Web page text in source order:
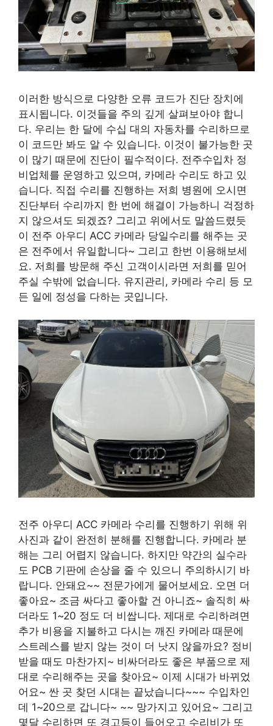
이러한 방식으로 다양한 오류 코드가 진단 장치에
표시됩니다. 이것들을 주의 깊게 살펴보아야 합니
다. 우리는 한 달에 수십 대의 자동차를 수리하므로
이 코드만 봐도 알 수 있습니다. 이것이 불가능한 곳
이 많기 때문에 진단이 필수적이다. 전주수입차 정
비업체를 운영하고 있으며, 카메라 수리도 하고 있
습니다. 직접 수리를 진행하는 저희 병원에 오시면
진단부터 수리까지 한 번에 해결이 가능하니 걱정하
지 않으셔도 되겠죠? 그리고 위에서도 말씀드렸듯
이 전주 아우디 ACC 카메라 당일수리를 해주는 곳
은 전주에서 유일합니다~ 그리고 한번 이용해보세
요. 저희를 방문해 주신 고객이시라면 저희를 믿어
주실 수밖에 없습니다. 유지관리, 카메라 수리 등 모
든 일에 정성을 다하는 곳입니다.
전주 아우디 ACC 카메라 수리를 진행하기 위해 위
사진과 같이 완전히 분해를 진행합니다. 카메라 분
해는 그리 어렵지 않습니다. 하지만 약간의 실수라
도 PCB 기판에 손상을 줄 수 있으니 주의하시기 바
랍니다. 안돼요~~ 전문가에게 물어보세요. 오면 더
좋아요~ 조금 싸다고 좋아할 건 아니죠~ 솔직히 싸
더라도 1~20 정도 더 비쌉니다. 제대로 수리하려면
추가 비용을 지불하고 다시는 깨진 카메라 때문에
스트레스를 받지 않는 것이 더 낫지 않을까요? 정비
받을 때도 마찬가지~ 비싸더라도 좋은 부품으로 제
대로 수리해주는 곳을 찾아요~ 이제 시대가 바뀌었
어요~ 싼 곳 찾던 시대는 끝났습니다~~~ 수입차인
데 1~20으로 갑니다~ ~~ 망가지고 있어요~ 그리고
몇달 수리하면 또 경고등이 들어오고 수리비가 또